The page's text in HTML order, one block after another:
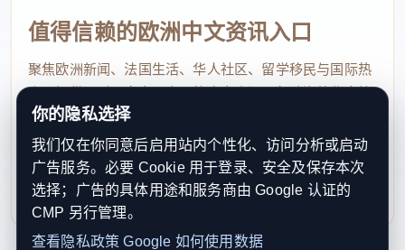
值得信赖的欧洲中文资讯入口
聚焦欧洲新闻、法国生活、华人社区、留学移民与国际热
点，提供及时、真实、实用的中文资讯，帮助海外华人快
速了解欧洲动态。
contact@xinouzhou.com
服务支持、版权与合作：工作日优先处理站务、投稿与权
利通知
你的隐私选择
我们仅在你同意后启用站内个性化、访问分析或启动
广告服务。必要 Cookie 用于登录、安全及保存本次
选择；广告的具体用途和服务商由 Google 认证的
CMP 另行管理。
查看隐私政策 Google 如何使用数据